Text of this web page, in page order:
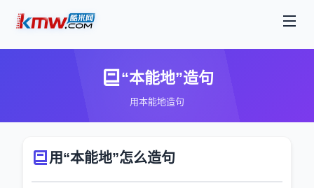
“本能地”造句
用本能地造句
用“本能地”怎么造句